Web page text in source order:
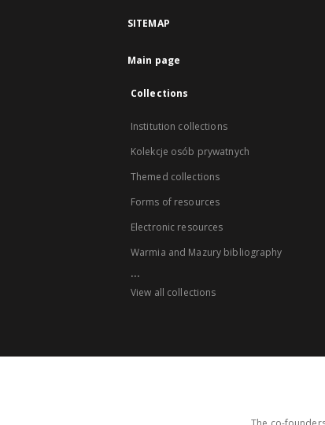
SITEMAP
Main page
Collections
Institution collections
Kolekcje osób prywatnych
Themed collections
Forms of resources
Electronic resources
Warmia and Mazury bibliography
...
View all collections